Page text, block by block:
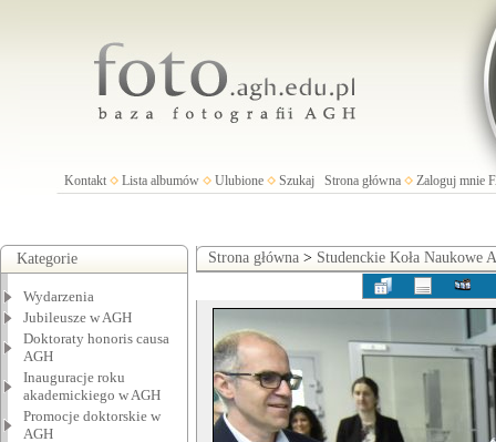
Kontakt Lista albumów Ulubione Szukaj Strona główna Zaloguj mnie
Kategorie
Wydarzenia
Jubileusze w AGH
Doktoraty honoris causa
AGH
Inauguracje roku
akademickiego w AGH
Promocje doktorskie w
AGH
Strona główna > Studenckie Koła Naukowe